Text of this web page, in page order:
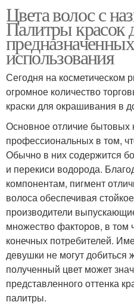
Цвета волос с
Палитры красок
использования
Сегодня на косметическом
огромное количество
краски для окрашивания в
Основное отличие бытовых
профессиональных в том,
Обычно в них содержится
и перекиси водорода.
компонентам, пигмент
волоса обеспечивая
производители
множество факторов, в том
конечных потребителей.
девушки не могут добиться
полученный цвет может
представленного оттенка
палитры.